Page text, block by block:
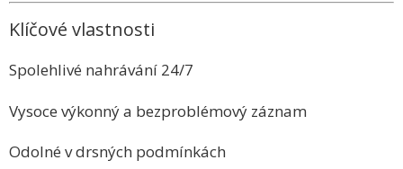
Klíčové vlastnosti
Spolehlivé nahrávání 24/7
Vysoce výkonný a bezproblémový záznam
Odolné v drsných podmínkách